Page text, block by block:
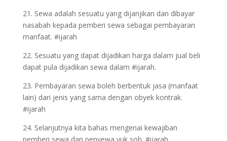
21. Sewa adalah sesuatu yang dijanjikan dan dibayar
nasabah kepada pemberi sewa sebagai pembayaran
manfaat. #ijarah
22. Sesuatu yang dapat dijadikan harga dalam jual beli
dapat pula dijadikan sewa dalam #ijarah.
23. Pembayaran sewa boleh berbentuk jasa (manfaat
lain) dari jenis yang sama dengan obyek kontrak.
#ijarah
24. Selanjutnya kita bahas mengenai kewajiban